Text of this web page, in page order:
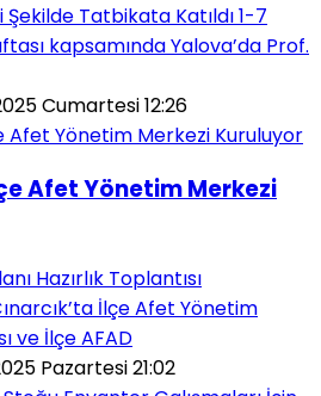
Tatbikata Katıldı 1-7
kapsamında Yalova’da Prof.
Cumartesi 12:26
Afet Yönetim Merkezi
Hazırlık Toplantısı
İlçe Afet Yönetim
ve İlçe AFAD
Pazartesi 21:02